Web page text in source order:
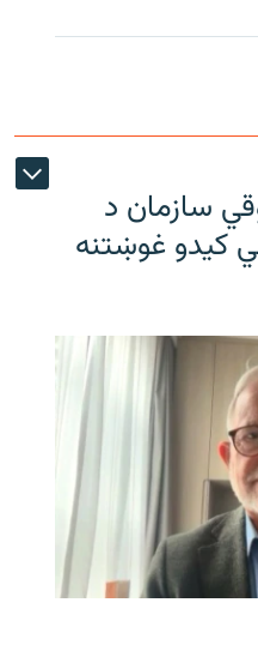
سازمان د
کیدو غوښتنه